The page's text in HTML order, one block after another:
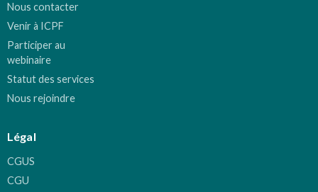
Nous contacter
Venir à ICPF
Participer au
webinaire
Statut des services
Nous rejoindre
Légal
CGUS
CGU